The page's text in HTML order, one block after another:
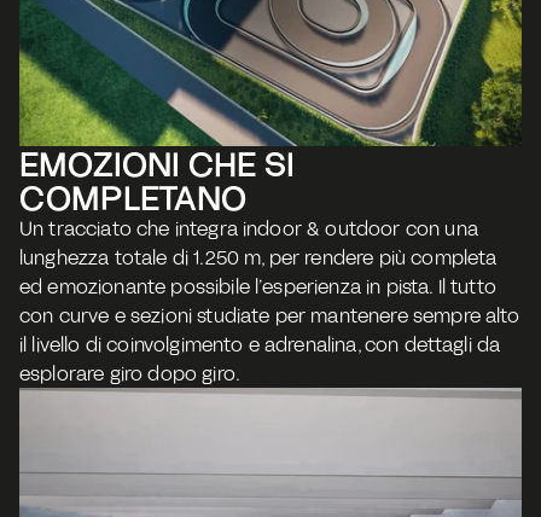
EMOZIONI CHE SI
COMPLETANO
Un tracciato che integra indoor & outdoor con una
lunghezza totale di 1.250 m, per rendere più completa
ed emozionante possibile l’esperienza in pista. Il tutto
con curve e sezioni studiate per mantenere sempre alto
il livello di coinvolgimento e adrenalina, con dettagli da
esplorare giro dopo giro.